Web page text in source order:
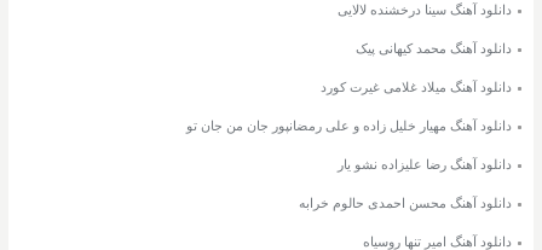
دانلود آهنگ سینا درخشنده لالایی
دانلود آهنگ محمد کیهانی پیک
دانلود آهنگ میلاد غلامی غیرت کورد
دانلود آهنگ مهیار خلیل زاده و علی رمضانپور جان من جان تو
دانلود آهنگ رضا علیزاده نشو یار
دانلود آهنگ محسن احمدی حالوم خرابه
دانلود آهنگ امیر تنها روسیاه